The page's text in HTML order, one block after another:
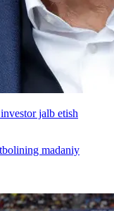
jalb etish
madaniy